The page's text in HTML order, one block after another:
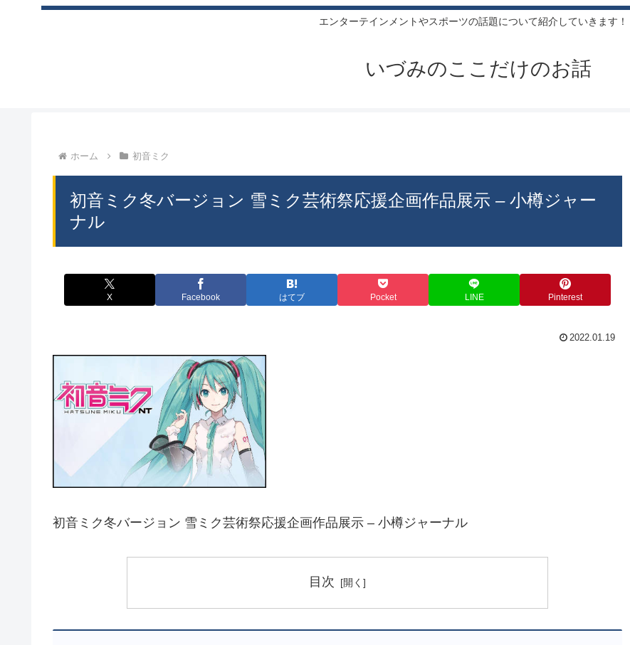
エンターテインメントやスポーツの話題について紹介していきます！
いづみのここだけのお話
ホーム 初音ミク
初音ミク冬バージョン 雪ミク芸術祭応援企画作品展示 – 小樽ジャー
ナル
X Facebook はてブ Pocket LINE Pinterest
2022.01.19
初音ミク冬バージョン 雪ミク芸術祭応援企画作品展示 – 小樽ジャーナル
目次